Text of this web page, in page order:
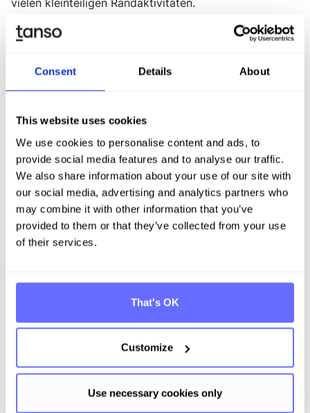
Consent Details About
This website uses cookies
We use cookies to personalise content and ads, to
provide social media features and to analyse our traffic.
We also share information about your use of our site with
our social media, advertising and analytics partners who
may combine it with other information that you’ve
provided to them or that they’ve collected from your use
of their services.
That's OK
Customize
Use necessary cookies only
vielen kleinteiligen Randaktivitäten.
3. Taxonomiekonformität
dokumentieren
Unternehmen, die nach der EU-Taxonomie berichten,
Korrekturmaßnahmen einführen, um die OECD-
Leitsätze, UN-Leitprinzipien und ILO-
Kernarbeitsnormen einzuhalten. Dokumentieren Sie
diese Verfahren sowie deren Umsetzung und erläutern
Sie, wie nachteilige Auswirkungen auf Menschenrechte
in Geschäftstätigkeit, Wertschöpfungsketten und
Geschäftsbeziehungen adressiert werden.
Prüfung und Nachweis eines wesentlichen Beitrags
Bewertungskriterien (TSC) und deren zugeordnetes
Umweltziel gemäß der EU-Taxonomie geprüft. Einige
Gebäude", können mehreren Zielen zugeordnet
werden, z. B. Klimaschutz und Kreislaufwirtschaft. In
solchen Fällen sollte die Aktivität dem relevantesten
Ziel zugeordnet und im Bericht hervorgehoben
werden, um Doppelzählungen zu vermeiden. Die
Anforderungen der TSC sind umfangreich und